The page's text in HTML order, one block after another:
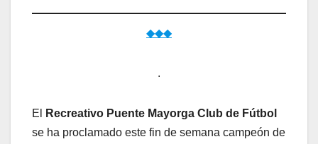
◆◆◆
.
El
Recreativo Puente Mayorga Club de Fútbol
se ha proclamado este fin de semana campeón de